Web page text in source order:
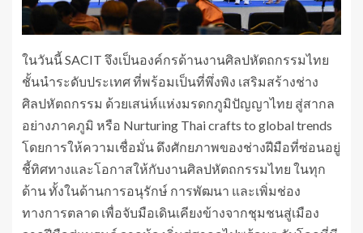
ในวันนี้ SACIT จึงเป็นองค์กรด้านงานศิลปหัตถกรรมไทย
ชั้นนำระดับประเทศ ที่พร้อมเป็นที่พึ่งพิง เสริมสร้างช่าง
ศิลปหัตถกรรม ด้วยเสน่ห์แห่งมรดกภูมิปัญญาไทย สู่สากล
อย่างภาคภูมิ หรือ Nurturing Thai crafts to global trends
โดยการให้ความเชื่อมั่น ดึงศักยภาพของช่างฝีมือที่ซ่อนอยู่
ชี้ทิศทางและโอกาสให้กับงานศิลปหัตถกรรมไทย ในทุก
ด้าน ทั้งในด้านการอนุรักษ์ การพัฒนา และเพิ่มช่อง
ทางการตลาด เพื่อจับมือเดินเคียงข้างจากชุมชนสู่เมือง